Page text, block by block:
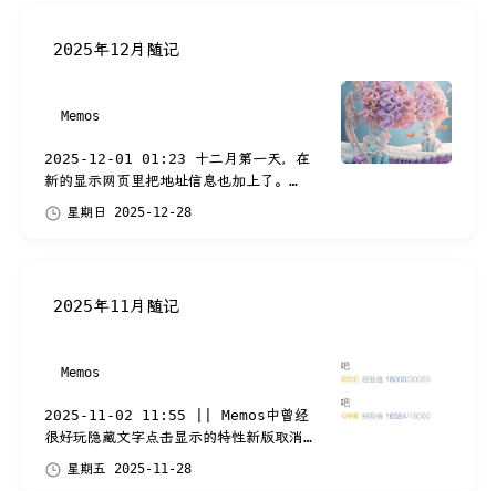
2025年12月随记
Memos
2025-12-01 01:23 十二月第一天，在
新的显示网页里把地址信息也加上了。
#ui 2025-12-01 03:14 生命 建造
#pics 2025-12-01 04:42 现在已经
星期日 2025-12-28
2025年11月随记
Memos
2025-11-02 11:55 || Memos中曾经
很好玩隐藏文字点击显示的特性新版取消掉
了？|| 2025-11-04 08:43 天气有点
凉的没法穿短袖了。外面楼栋外墙施工的脚
星期五 2025-11-28